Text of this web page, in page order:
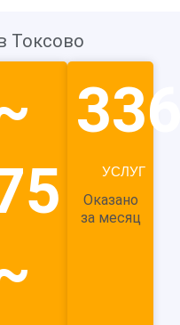
Токсово
УСЛУГ
Оказано
за месяц